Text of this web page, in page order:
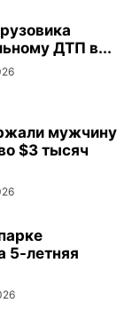
ДТП в...
мужчину
$3 тысяч
5-летняя